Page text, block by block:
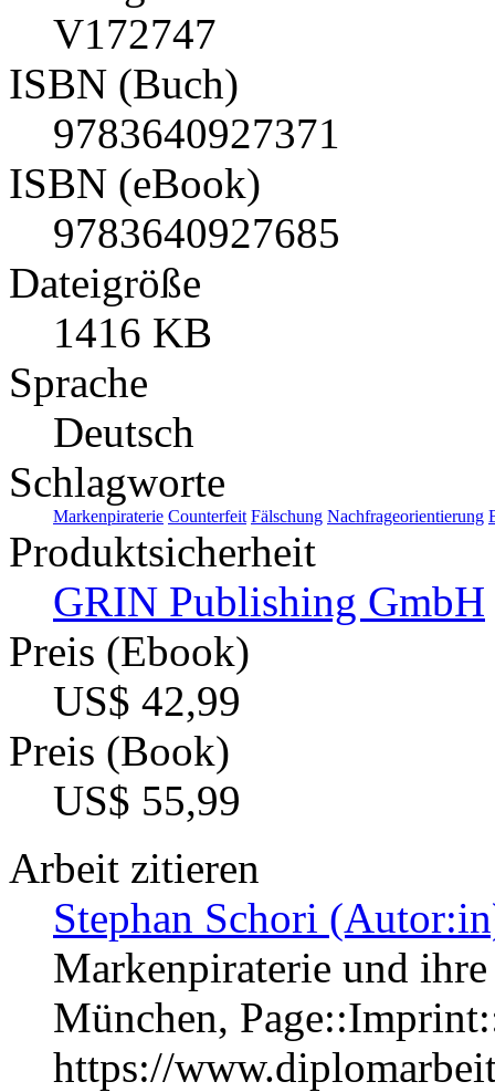
V172747
ISBN (Buch)
9783640927371
ISBN (eBook)
9783640927685
Dateigröße
1416 KB
Sprache
Deutsch
Schlagworte
Markenpiraterie Counterfeit Fälschung Nachfrageorientierung
Produktsicherheit
GRIN Publishing GmbH
Preis (Ebook)
US$ 42,99
Preis (Book)
US$ 55,99
Arbeit zitieren
Stephan Schori
Markenpiraterie und
München,
https://